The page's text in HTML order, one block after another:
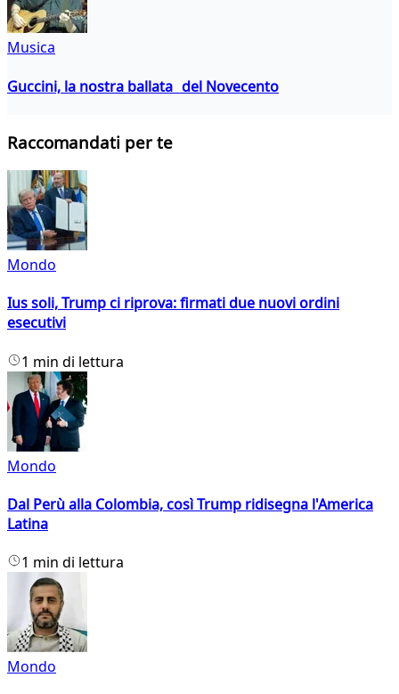
Musica
Guccini, la nostra ballata del Novecento
Raccomandati per te
Mondo
Ius soli, Trump ci riprova: firmati due nuovi ordini
esecutivi
1 min di lettura
Mondo
Dal Perù alla Colombia, così Trump ridisegna l'America
Latina
1 min di lettura
Mondo